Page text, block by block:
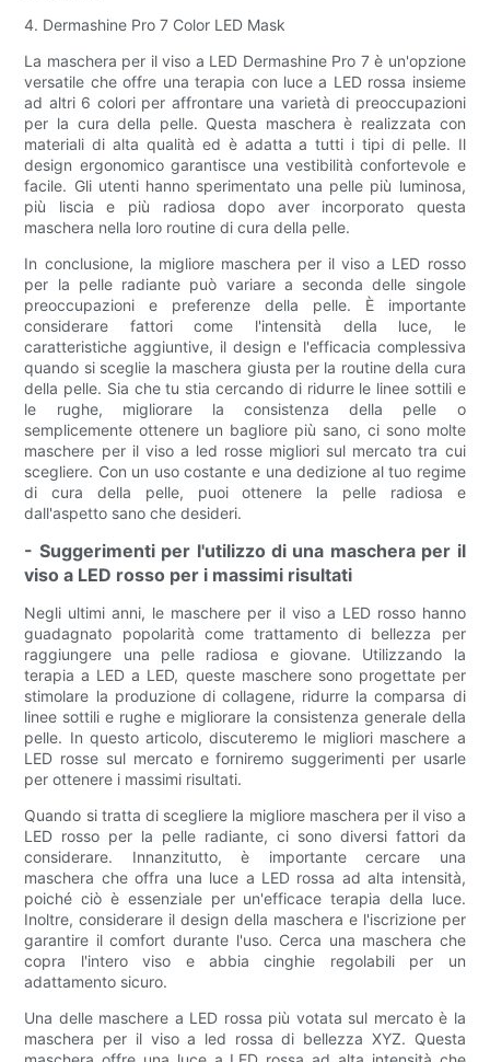
4. Dermashine Pro 7 Color LED Mask
La maschera per il viso a LED Dermashine Pro 7 è un'opzione
versatile che offre una terapia con luce a LED rossa insieme
ad altri 6 colori per affrontare una varietà di preoccupazioni
per la cura della pelle. Questa maschera è realizzata con
materiali di alta qualità ed è adatta a tutti i tipi di pelle. Il
design ergonomico garantisce una vestibilità confortevole e
facile. Gli utenti hanno sperimentato una pelle più luminosa,
più liscia e più radiosa dopo aver incorporato questa
maschera nella loro routine di cura della pelle.
In conclusione, la migliore maschera per il viso a LED rosso
per la pelle radiante può variare a seconda delle singole
preoccupazioni e preferenze della pelle. È importante
considerare fattori come l'intensità della luce, le
caratteristiche aggiuntive, il design e l'efficacia complessiva
quando si sceglie la maschera giusta per la routine della cura
della pelle. Sia che tu stia cercando di ridurre le linee sottili e
le rughe, migliorare la consistenza della pelle o
semplicemente ottenere un bagliore più sano, ci sono molte
maschere per il viso a led rosse migliori sul mercato tra cui
scegliere. Con un uso costante e una dedizione al tuo regime
di cura della pelle, puoi ottenere la pelle radiosa e
dall'aspetto sano che desideri.
- Suggerimenti per l'utilizzo di una maschera per il
viso a LED rosso per i massimi risultati
Negli ultimi anni, le maschere per il viso a LED rosso hanno
guadagnato popolarità come trattamento di bellezza per
raggiungere una pelle radiosa e giovane. Utilizzando la
terapia a LED a LED, queste maschere sono progettate per
stimolare la produzione di collagene, ridurre la comparsa di
linee sottili e rughe e migliorare la consistenza generale della
pelle. In questo articolo, discuteremo le migliori maschere a
LED rosse sul mercato e forniremo suggerimenti per usarle
per ottenere i massimi risultati.
Quando si tratta di scegliere la migliore maschera per il viso a
LED rosso per la pelle radiante, ci sono diversi fattori da
considerare. Innanzitutto, è importante cercare una
maschera che offra una luce a LED rossa ad alta intensità,
poiché ciò è essenziale per un'efficace terapia della luce.
Inoltre, considerare il design della maschera e l'iscrizione per
garantire il comfort durante l'uso. Cerca una maschera che
copra l'intero viso e abbia cinghie regolabili per un
adattamento sicuro.
Una delle maschere a LED rossa più votata sul mercato è la
maschera per il viso a led rossa di bellezza XYZ. Questa